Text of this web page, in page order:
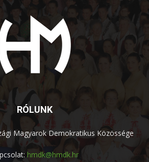
RÓLUNK
Magyarok Demokratikus Közössége
hmdk@hmdk.hr